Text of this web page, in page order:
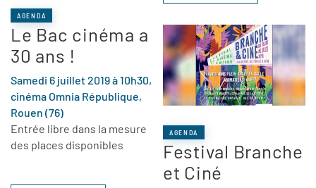
AGENDA
Le Bac cinéma a
30 ans !
Samedi 6 juillet 2019 à 10h30,
cinéma Omnia République,
Rouen (76)
Entrée libre dans la mesure
des places disponibles
AGENDA
Festival Branche
et Ciné